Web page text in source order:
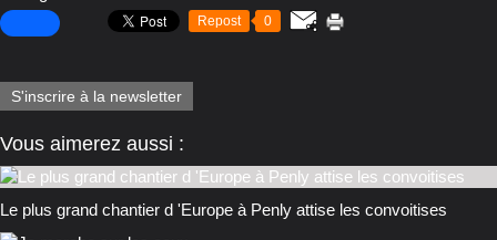
Repost 0
S'inscrire à la newsletter
Vous aimerez aussi :
Le plus grand chantier d 'Europe à Penly attise les convoitises